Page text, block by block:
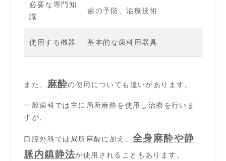
必要な専門知
識
歯の予防、治療技術
使用する機器 基本的な歯科用器具
また、 麻酔の使用についても違いがあります。
一般歯科では主に局所麻酔を使用し治療を行いま
すが、
口腔外科では局所麻酔に加え、 全身麻酔や静
脈内鎮静法が使用されることもあります。